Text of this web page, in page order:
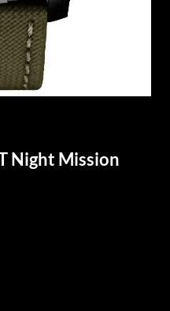
Night Mission